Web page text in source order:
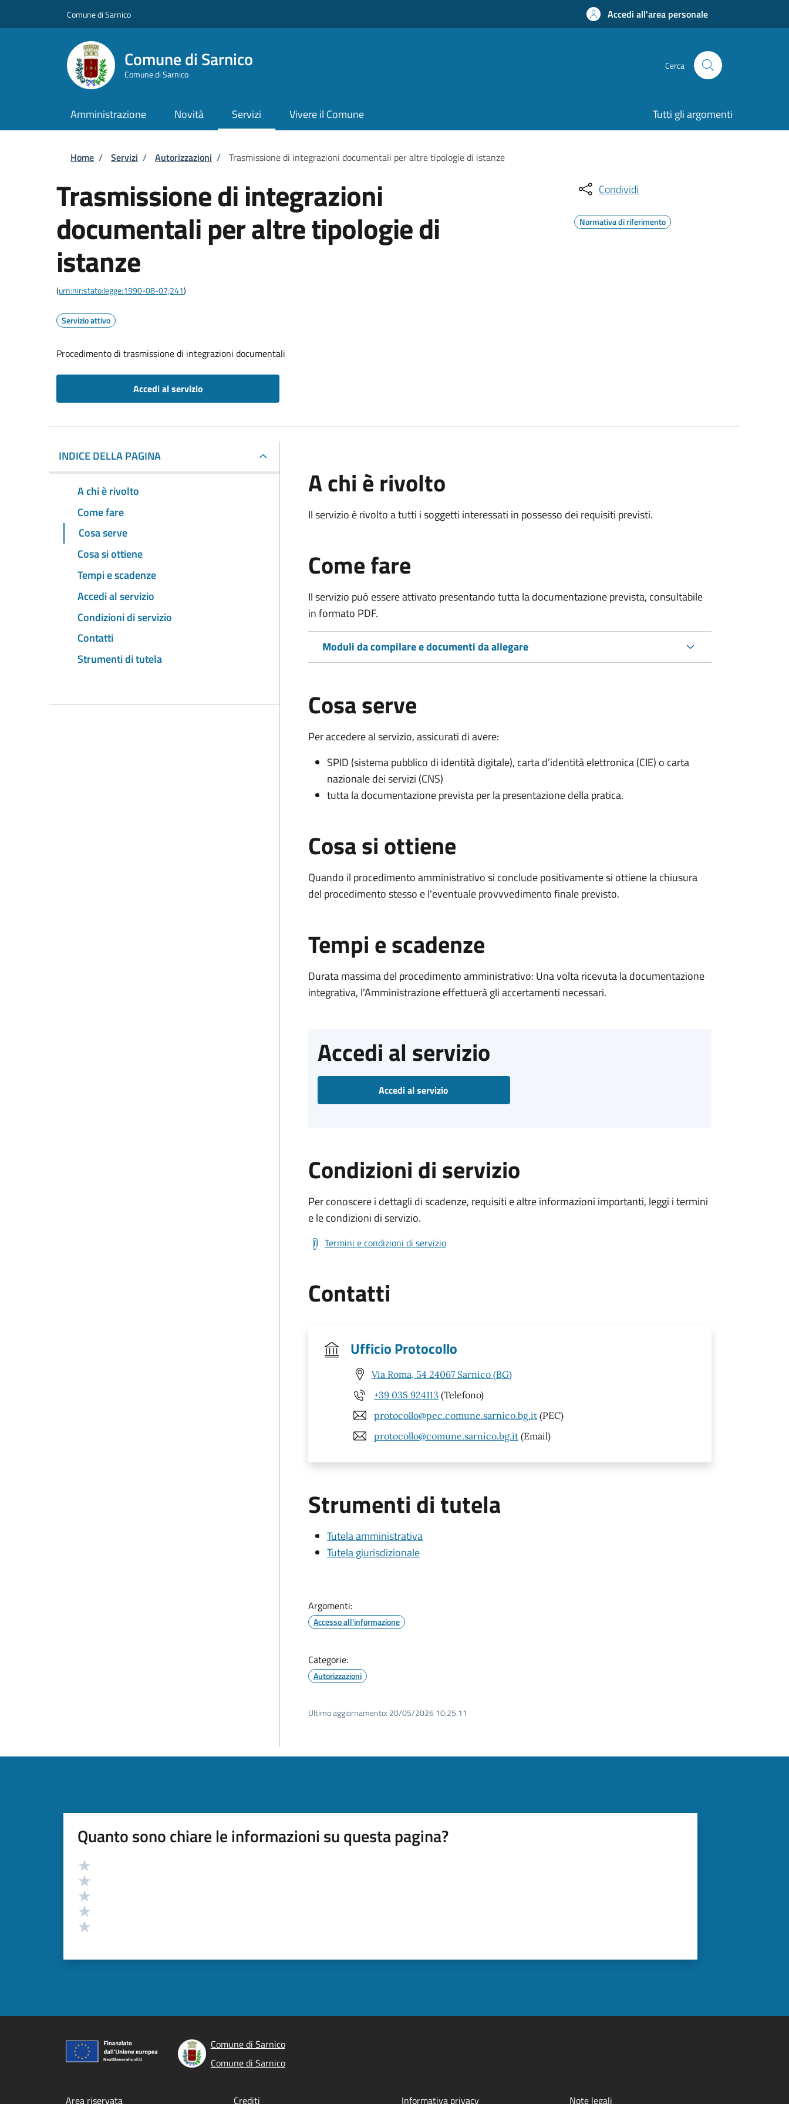
Comune di Sarnico Accedi all'area personale
Comune di Sarnico
Comune di Sarnico
Cerca
Amministrazione Novità Servizi Vivere il Comune Tutti gli argomenti
Briciole di pane
Home / Servizi / Autorizzazioni / Trasmissione di integrazioni documentali per altre tipologie di istanze
Trasmissione di integrazioni
documentali per altre tipologie di
istanze
(urn:nir:stato:legge:1990-08-07;241)
Servizio attivo
Procedimento di trasmissione di integrazioni documentali
Accedi al servizio
Condividi
Normativa di riferimento
INDICE DELLA PAGINA
A chi è rivolto
Come fare
Cosa serve
Cosa si ottiene
Tempi e scadenze
Accedi al servizio
Condizioni di servizio
Contatti
Strumenti di tutela
A chi è rivolto
Il servizio è rivolto a tutti i soggetti interessati in possesso dei requisiti previsti.
Come fare
Il servizio può essere attivato presentando tutta la documentazione prevista, consultabile
in formato PDF.
Moduli da compilare e documenti da allegare
Cosa serve
Per accedere al servizio, assicurati di avere:
SPID (sistema pubblico di identità digitale), carta d’identità elettronica (CIE) o carta
nazionale dei servizi (CNS)
tutta la documentazione prevista per la presentazione della pratica.
Cosa si ottiene
Quando il procedimento amministrativo si conclude positivamente si ottiene la chiusura
del procedimento stesso e l'eventuale provvvedimento finale previsto.
Tempi e scadenze
Durata massima del procedimento amministrativo: Una volta ricevuta la documentazione
integrativa, l'Amministrazione effettuerà gli accertamenti necessari.
Accedi al servizio
Accedi al servizio
Condizioni di servizio
Per conoscere i dettagli di scadenze, requisiti e altre informazioni importanti, leggi i termini
e le condizioni di servizio.
Termini e condizioni di servizio
Contatti
Ufficio Protocollo
Via Roma, 54 24067 Sarnico (BG)
+39 035 924113 (Telefono)
protocollo@pec.comune.sarnico.bg.it (PEC)
protocollo@comune.sarnico.bg.it (Email)
Strumenti di tutela
Tutela amministrativa
Tutela giurisdizionale
Argomenti:
Accesso all'informazione
Categorie:
Autorizzazioni
Ultimo aggiornamento: 20/05/2026 10:25.11
Quanto sono chiare le informazioni su questa pagina?
Valutazione
Comune di Sarnico
Comune di Sarnico
Area riservata Crediti Informativa privacy Note legali